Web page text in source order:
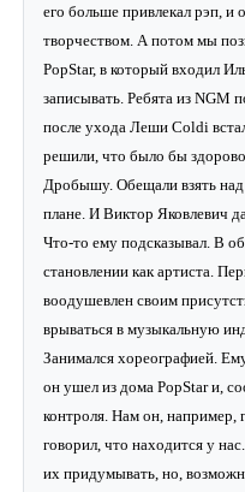
его больше привлекал рэп, и
творчеством. А потом мы
PopStar, в который входил
записывать. Ребята из NGM
после ухода Леши Coldi
решили, что было бы
Дробышу. Обещали взять
плане. И Виктор Яковлевич
Что-то ему подсказывал. В
становлении как артиста.
воодушевлен своим
врываться в музыкальную
Занимался хореографией.
он ушел из дома PopStar и,
контроля. Нам он, например,
говорил, что находится у
их придумывать, но,